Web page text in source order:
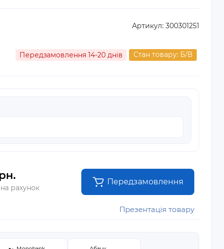
Артикул: 300301251
Передзамовлення 14-20 днів Стан товару: Б/В
рахунок
Передзамовлення
Презентація товару